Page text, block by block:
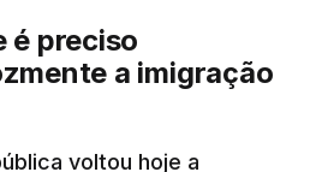
é preciso
a imigração
voltou hoje a